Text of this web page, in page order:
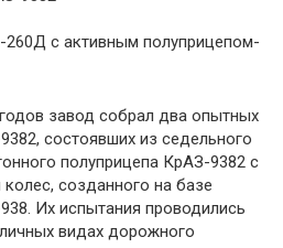
260Д с активным полуприцепом-
завод собрал два опытных
состоявших из седельного
полуприцепа КрАЗ-9382 с
созданного на базе
Их испытания проводились
видах дорожного